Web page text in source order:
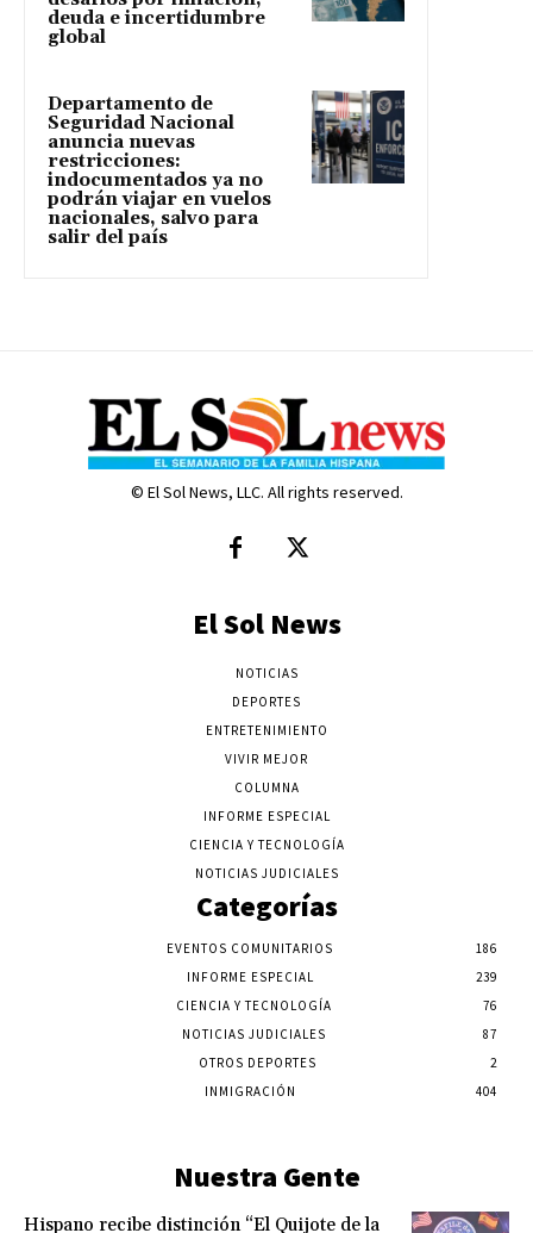
deuda e incertidumbre
global
Departamento de
Seguridad Nacional
anuncia nuevas
restricciones:
indocumentados ya no
podrán viajar en vuelos
nacionales, salvo para
salir del país
© El Sol News, LLC. All rights reserved.
El Sol News
NOTICIAS
DEPORTES
ENTRETENIMIENTO
VIVIR MEJOR
COLUMNA
INFORME ESPECIAL
CIENCIA Y TECNOLOGÍA
NOTICIAS JUDICIALES
Categorías
EVENTOS COMUNITARIOS
186
INFORME ESPECIAL
239
CIENCIA Y TECNOLOGÍA
76
NOTICIAS JUDICIALES
87
OTROS DEPORTES
2
INMIGRACIÓN
404
Nuestra Gente
Hispano recibe distinción “El Quijote de la